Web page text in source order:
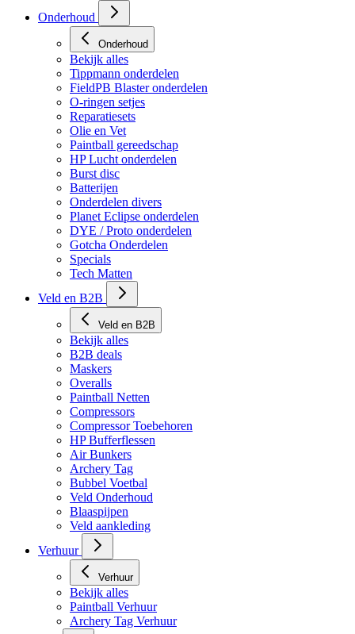
Onderhoud
Onderhoud
Bekijk alles
Tippmann onderdelen
FieldPB Blaster onderdelen
O-ringen setjes
Reparatiesets
Olie en Vet
Paintball gereedschap
HP Lucht onderdelen
Burst disc
Batterijen
Onderdelen divers
Planet Eclipse onderdelen
DYE / Proto onderdelen
Gotcha Onderdelen
Specials
Tech Matten
Veld en B2B
Veld en B2B
Bekijk alles
B2B deals
Maskers
Overalls
Paintball Netten
Compressors
Compressor Toebehoren
HP Bufferflessen
Air Bunkers
Archery Tag
Bubbel Voetbal
Veld Onderhoud
Blaaspijpen
Veld aankleding
Verhuur
Verhuur
Bekijk alles
Paintball Verhuur
Archery Tag Verhuur